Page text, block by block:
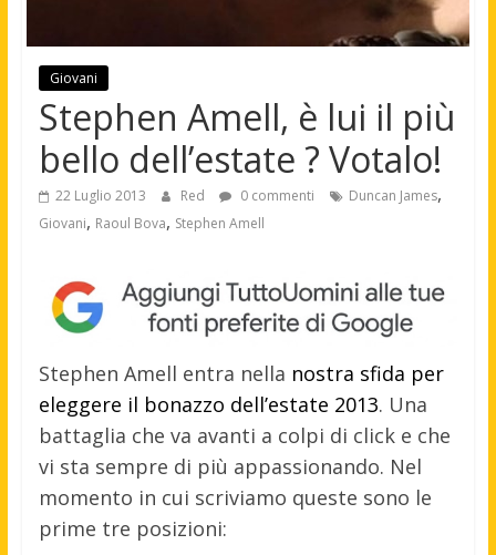
Giovani
Stephen Amell, è lui il più
bello dell’estate ? Votalo!
22 Luglio 2013 Red 0 commenti Duncan James,
Giovani, Raoul Bova, Stephen Amell
Stephen Amell entra nella nostra sfida per
eleggere il bonazzo dell’estate 2013. Una
battaglia che va avanti a colpi di click e che
vi sta sempre di più appassionando. Nel
momento in cui scriviamo queste sono le
prime tre posizioni: